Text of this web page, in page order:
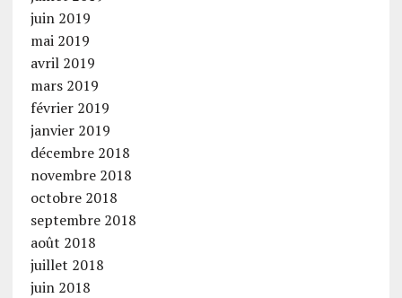
juin 2019
mai 2019
avril 2019
mars 2019
février 2019
janvier 2019
décembre 2018
novembre 2018
octobre 2018
septembre 2018
août 2018
juillet 2018
juin 2018